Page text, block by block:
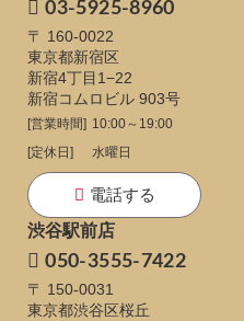
03-5925-8960
〒 160-0022
東京都新宿区
新宿4丁目1−22
新宿コムロビル 903号
[営業時間] 10:00～19:00
[定休日]
水曜日
電話する
渋谷駅前店
050-3555-7422
〒 150-0031
東京都渋谷区桜丘